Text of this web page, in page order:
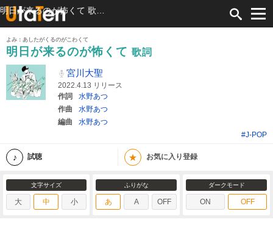
よみ：あしたがくるのがこわくて
明日が来るのが怖くて 歌詞
宮川大聖
2022.4.13 リリース
作詞
水野あつ
作曲
水野あつ
編曲
水野あつ
#J-POP
試聴 ★ お気に入り登録
文字サイズ
大 中 小
ふりがな
あ A OFF
ダークモード
ON OFF